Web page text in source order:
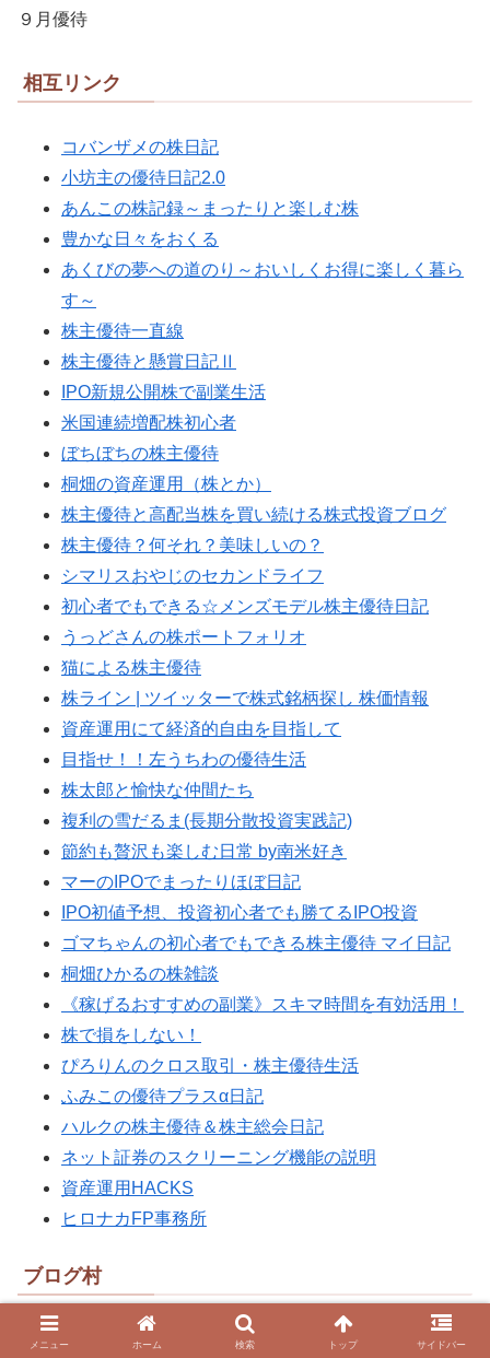
９月優待
相互リンク
コバンザメの株日記
小坊主の優待日記2.0
あんこの株記録～まったりと楽しむ株
豊かな日々をおくる
あくびの夢への道のり～おいしくお得に楽しく暮ら
す～
株主優待一直線
株主優待と懸賞日記Ⅱ
IPO新規公開株で副業生活
米国連続増配株初心者
ぼちぼちの株主優待
桐畑の資産運用（株とか）
株主優待と高配当株を買い続ける株式投資ブログ
株主優待？何それ？美味しいの？
シマリスおやじのセカンドライフ
初心者でもできる☆メンズモデル株主優待日記
うっどさんの株ポートフォリオ
猫による株主優待
株ライン | ツイッターで株式銘柄探し 株価情報
資産運用にて経済的自由を目指して
目指せ！！左うちわの優待生活
株太郎と愉快な仲間たち
複利の雪だるま(長期分散投資実践記)
節約も贅沢も楽しむ日常 by南米好き
マーのIPOでまったりほぼ日記
IPO初値予想、投資初心者でも勝てるIPO投資
ゴマちゃんの初心者でもできる株主優待 マイ日記
桐畑ひかるの株雑談
《稼げるおすすめの副業》スキマ時間を有効活用！
株で損をしない！
ぴろりんのクロス取引・株主優待生活
ふみこの優待プラスα日記
ハルクの株主優待＆株主総会日記
ネット証券のスクリーニング機能の説明
資産運用HACKS
ヒロナカFP事務所
ブログ村
メニュー ホーム 検索 トップ サイドバー